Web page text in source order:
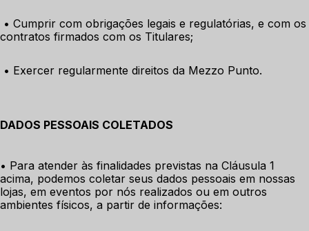
• Cumprir com obrigações legais e regulatórias, e com os
contratos firmados com os Titulares;
• Exercer regularmente direitos da Mezzo Punto.
DADOS PESSOAIS COLETADOS
• Para atender às finalidades previstas na Cláusula 1
acima, podemos coletar seus dados pessoais em nossas
lojas, em eventos por nós realizados ou em outros
ambientes físicos, a partir de informações: